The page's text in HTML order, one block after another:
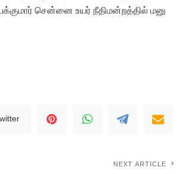
சென்னை உயர் நீதிமன்றத்தில் மனு
NEXT ARTICLE